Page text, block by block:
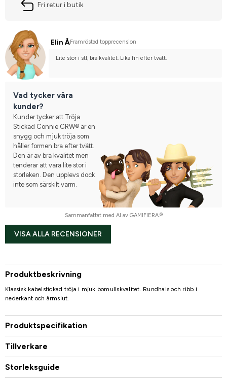
Fri retur i butik
Elin ÅFramröstad topprecension
Lite stor i stl, bra kvalitet. Lika fin efter tvätt.
Vad tycker våra
kunder?
Kunder tycker att Tröja
Stickad Connie CRW® är en
snygg och mjuk tröja som
håller formen bra efter tvätt.
Den är av bra kvalitet men
tenderar att vara lite stor i
storleken. Den upplevs dock
inte som särskilt varm.
Sammanfattat med AI av GAMIFIERA.®
VISA ALLA RECENSIONER
Produktbeskrivning
Klassisk kabelstickad tröja i mjuk bomullskvalitet. Rundhals och ribb i
nederkant och ärmslut.
Produktspecifikation
Tillverkare
Storleksguide